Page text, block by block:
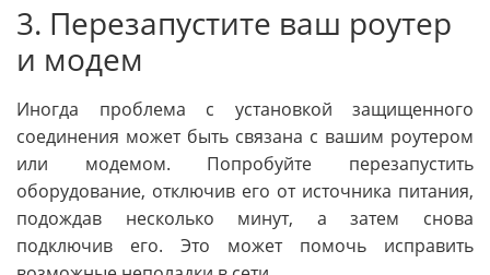
3. Перезапустите ваш роутер
и модем
Иногда проблема с установкой защищенного
соединения может быть связана с вашим роутером
или модемом. Попробуйте перезапустить
оборудование, отключив его от источника питания,
подождав несколько минут, а затем снова
подключив его. Это может помочь исправить